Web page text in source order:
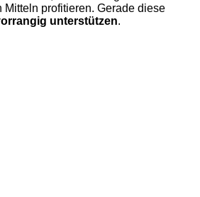
Mitteln profitieren. Gerade diese
unterstützen.